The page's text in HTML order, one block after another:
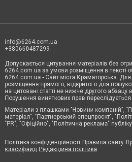
info@6264.com.ua
+380660487299
Допускається цитування матеріалів без
6264.com.ua за умови розміщення в тексті
6264.com.ua - Сайт міста Краматорська.
розміщення прямого, відкритого для
на цитовані статті не нижче другого абзацу
Порушення виняткових прав
Матеріали з плашками "Новини компаній",
матеріал", "Партнерський спецпроєкт",
"PR", "Офіційно", "Політична реклама"
Політика конфіденційності Правила сайту
класифайд Редакційна політика